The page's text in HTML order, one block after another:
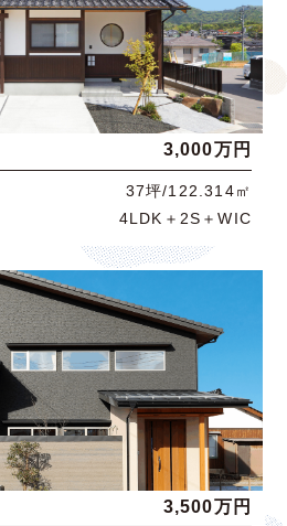
3,000万円
37坪/122.314㎡
4LDK＋2S＋WIC
3,500万円